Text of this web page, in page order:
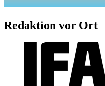
Redaktion vor Ort